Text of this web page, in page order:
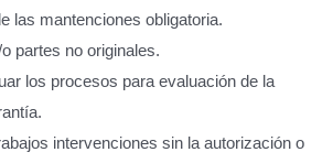
las mantenciones obligatoria.
partes no originales.
los procesos para evaluación de la
intervenciones sin la autorización o